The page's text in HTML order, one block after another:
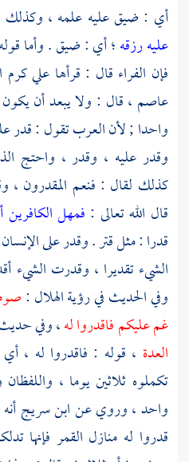
أي : ضيق عليه علمه ، وكذلك
عليه رزقه؛ أي : ضيق . وأما
فإن الفراء قال : قرأها عليكرم
عاصم ، قال : ولا يبعد أن
واحدا ; لأن العرب تقول : قدر
وقدر عليه ، وقدر ، واحتج
كذلك لقال : فنعم المقدرون ،
قال الله تعالى : فمهل الكافرين
قدرا : مثل قتر . وقدر على
الشيء تقديرا ، وقدرت الشيء
وفي الحديث في رؤية الهلال :
غم عليكم فاقدروا له، وفي
العدة ، قوله : فاقدروا له ،
تكملوه ثلاثين يوما ،
واحد ، وروي عنابن سريج
قدروا له منازل القمر فإنها